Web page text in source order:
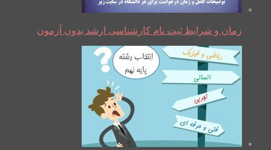
زمان و شرایط ثبت نام کارشناسی ارشد بدون آزمون